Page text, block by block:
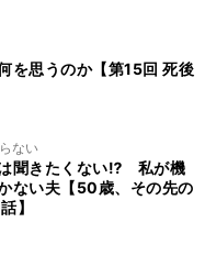
を思うのか【第15回 死後
ない
聞きたくない⁉ 私が機
ない夫【50歳、その先の
】